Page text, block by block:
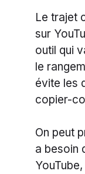
Le trajet
sur
outil qui
le
évite les
copier-
On peut
a besoin